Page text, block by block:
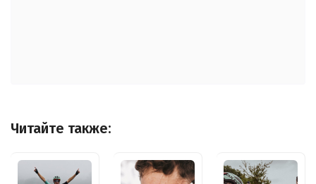
Читайте также: